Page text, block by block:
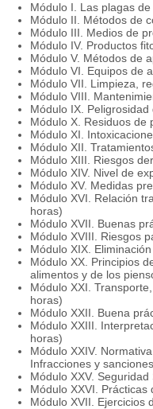
Módulo I. Las plagas de
Módulo II. Métodos de
Módulo III. Medios de
Módulo IV. Productos
Módulo V. Métodos de
Módulo VI. Equipos de
Módulo VII. Limpieza,
Módulo VIII.
Módulo IX.
Módulo X. Residuos de
Módulo XI.
Módulo XII.
Módulo XIII. Riesgos
Módulo XIV. Nivel de
Módulo XV. Medidas
Módulo XVI. Relación
horas)
Módulo XVII. Buenas
Módulo XVIII. Riesgos
Módulo XIX.
Módulo XX. Principios
alimentos y de los
Módulo XXI.
horas)
Módulo XXII. Buena
Módulo XXIII.
horas)
Módulo XXIV.
Infracciones y
Módulo XXV. Seguridad
Módulo XXVI. Prácticas
Módulo XVII. Ejercicios